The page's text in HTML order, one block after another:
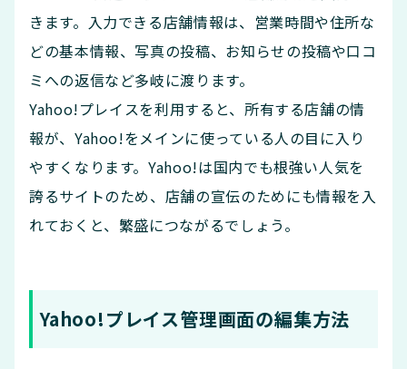
きます。入力できる店舗情報は、営業時間や住所な
どの基本情報、写真の投稿、お知らせの投稿や口コ
ミへの返信など多岐に渡ります。
Yahoo!プレイスを利用すると、所有する店舗の情
報が、Yahoo!をメインに使っている人の目に入り
やすくなります。Yahoo!は国内でも根強い人気を
誇るサイトのため、店舗の宣伝のためにも情報を入
れておくと、繁盛につながるでしょう。
Yahoo!プレイス管理画面の編集方法